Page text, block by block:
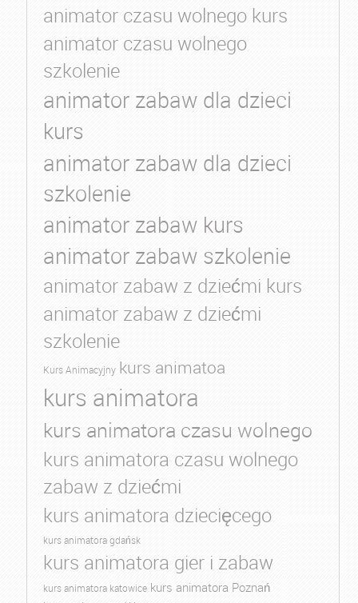
animator czasu wolnego kurs
animator czasu wolnego
szkolenie
animator zabaw dla dzieci
kurs
animator zabaw dla dzieci
szkolenie
animator zabaw kurs
animator zabaw szkolenie
animator zabaw z dziećmi kurs
animator zabaw z dziećmi
szkolenie
Kurs Animacyjny kurs animatoa
kurs animatora
kurs animatora czasu wolnego
kurs animatora czasu wolnego
zabaw z dziećmi
kurs animatora dziecięcego
kurs animatora gdańsk
kurs animatora gier i zabaw
kurs animatora katowice kurs animatora Poznań